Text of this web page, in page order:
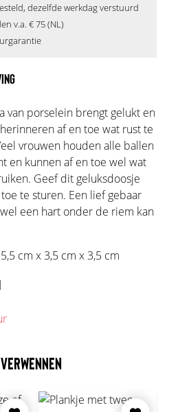
dezelfde werkdag verstuurd
v.a. € 75 (NL)
van porselein brengt gelukt en
af en toe wat rust te
vrouwen houden alle ballen
en kunnen af en toe wel wat
Geef dit geluksdoosje
te sturen. Een lief gebaar
een hart onder de riem kan
cm x 3,5 cm x 3,5 cm